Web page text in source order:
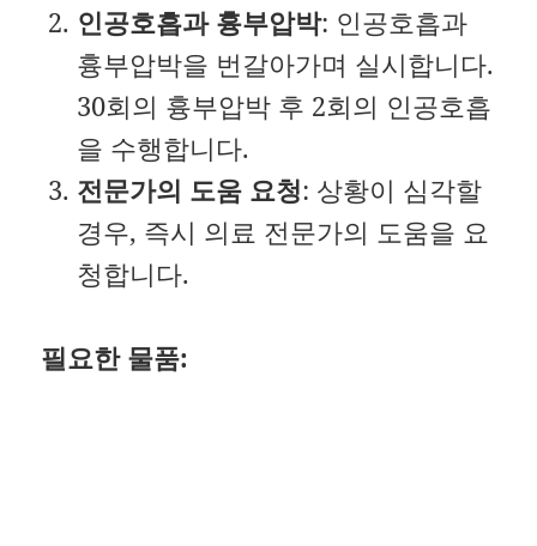
인공호흡과 흉부압박: 인공호흡과
흉부압박을 번갈아가며 실시합니다.
30회의 흉부압박 후 2회의 인공호흡
을 수행합니다.
전문가의 도움 요청: 상황이 심각할
경우, 즉시 의료 전문가의 도움을 요
청합니다.
필요한 물품: